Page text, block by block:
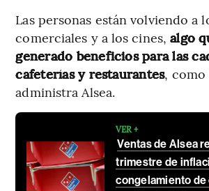
Las personas están volviendo a
comerciales y a los cines,algo
generado beneficios para las
cafeterías y restaurantes, como
administra Alsea.
VER +
Ventas de Alsea
trimestre de
congelamiento de